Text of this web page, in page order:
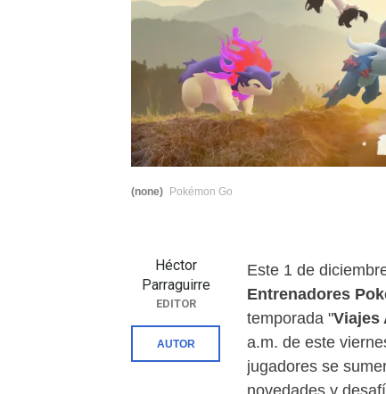
(none) Pokémon Go
Este 1 de
Entrenadores
temporada "Viajes
a.m. de este
jugadores se
Héctor
Parraguirre
EDITOR
AUTOR